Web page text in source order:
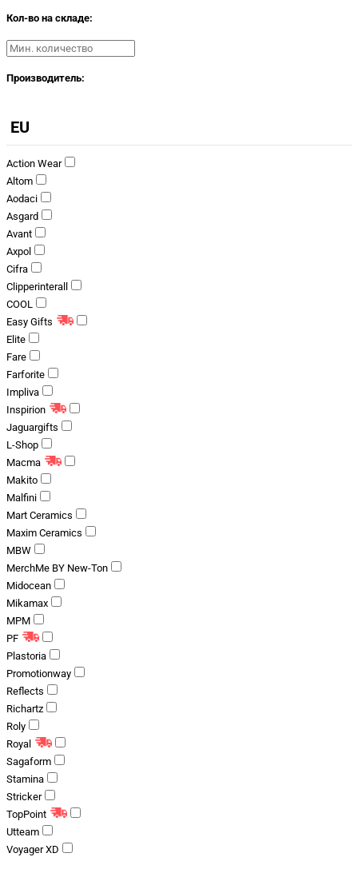
Кол-во на складе:
Производитель:
EU
Action Wear
Altom
Aodaci
Asgard
Avant
Axpol
Cifra
Clipperinterall
COOL
Easy Gifts
Elite
Fare
Farforite
Impliva
Inspirion
Jaguargifts
L-Shop
Macma
Makito
Malfini
Mart Ceramics
Maxim Ceramics
MBW
MerchMe BY New-Ton
Midocean
Mikamax
MPM
PF
Plastoria
Promotionway
Reflects
Richartz
Roly
Royal
Sagaform
Stamina
Stricker
TopPoint
Utteam
Voyager XD